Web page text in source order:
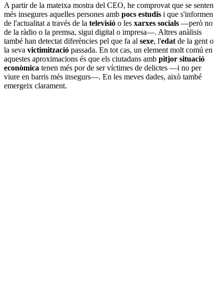
A partir de la mateixa mostra del CEO, he comprovat que se senten
més insegures aquelles persones amb pocs estudis i que s'informen
de l'actualitat a través de la televisió o les xarxes socials —però no
de la ràdio o la premsa, sigui digital o impresa—. Altres anàlisis
també han detectat diferències pel que fa al sexe, l'edat de la gent o
la seva victimització passada. En tot cas, un element molt comú en
aquestes aproximacions és que els ciutadans amb pitjor situació
econòmica tenen més por de ser víctimes de delictes —i no per
viure en barris més insegurs—. En les meves dades, això també
emergeix clarament.